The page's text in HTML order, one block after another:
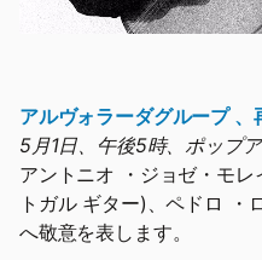
アルヴォラーダグループ
5月1日、午後5時、ポップ
アントニオ ・ジョゼ・モ
トガル ギター)、ペドロ
へ敬意を表します。